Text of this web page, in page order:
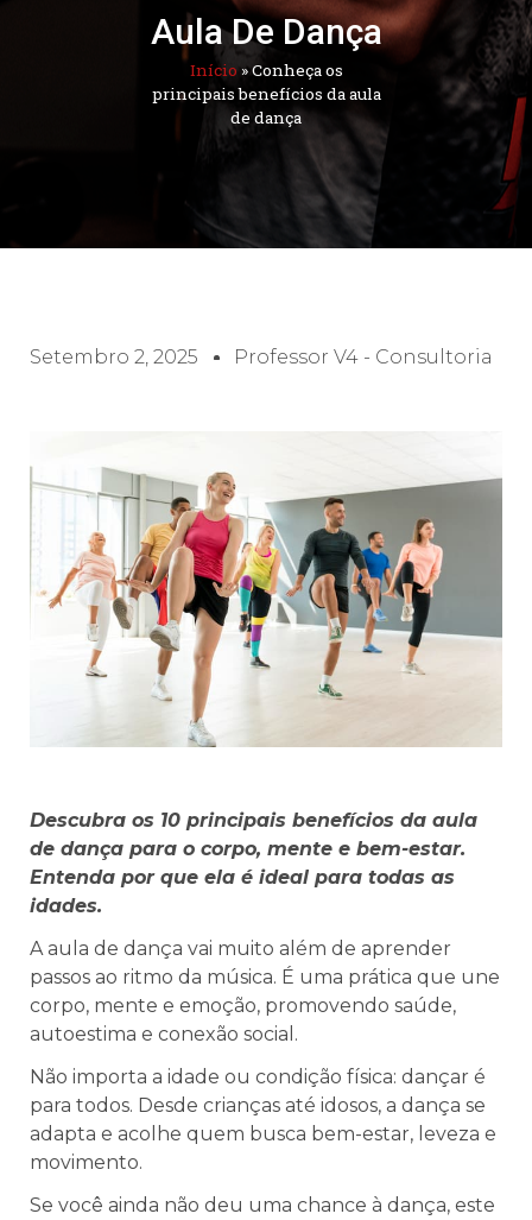
Aula De Dança
Início »Conheça os
principais benefícios da aula
de dança
Setembro 2, 2025 Professor V4 - Consultoria
Descubra os 10 principais benefícios da aula
de dança para o corpo, mente e bem-estar.
Entenda por que ela é ideal para todas as
idades.
A aula de dança vai muito além de aprender
passos ao ritmo da música. É uma prática que une
corpo, mente e emoção, promovendo saúde,
autoestima e conexão social.
Não importa a idade ou condição física: dançar é
para todos. Desde crianças até idosos, a dança se
adapta e acolhe quem busca bem-estar, leveza e
movimento.
Se você ainda não deu uma chance à dança, este